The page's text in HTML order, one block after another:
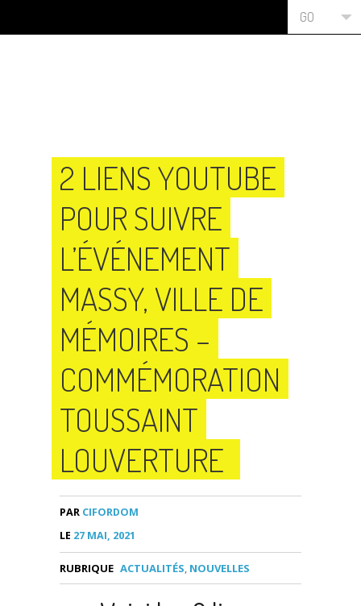
GO
2 LIENS YOUTUBE
POUR SUIVRE
L’ÉVÉNEMENT
MASSY, VILLE DE
MÉMOIRES –
COMMÉMORATION
TOUSSAINT
LOUVERTURE
PAR CIFORDOM
LE 27 MAI, 2021
RUBRIQUE ACTUALITÉS, NOUVELLES